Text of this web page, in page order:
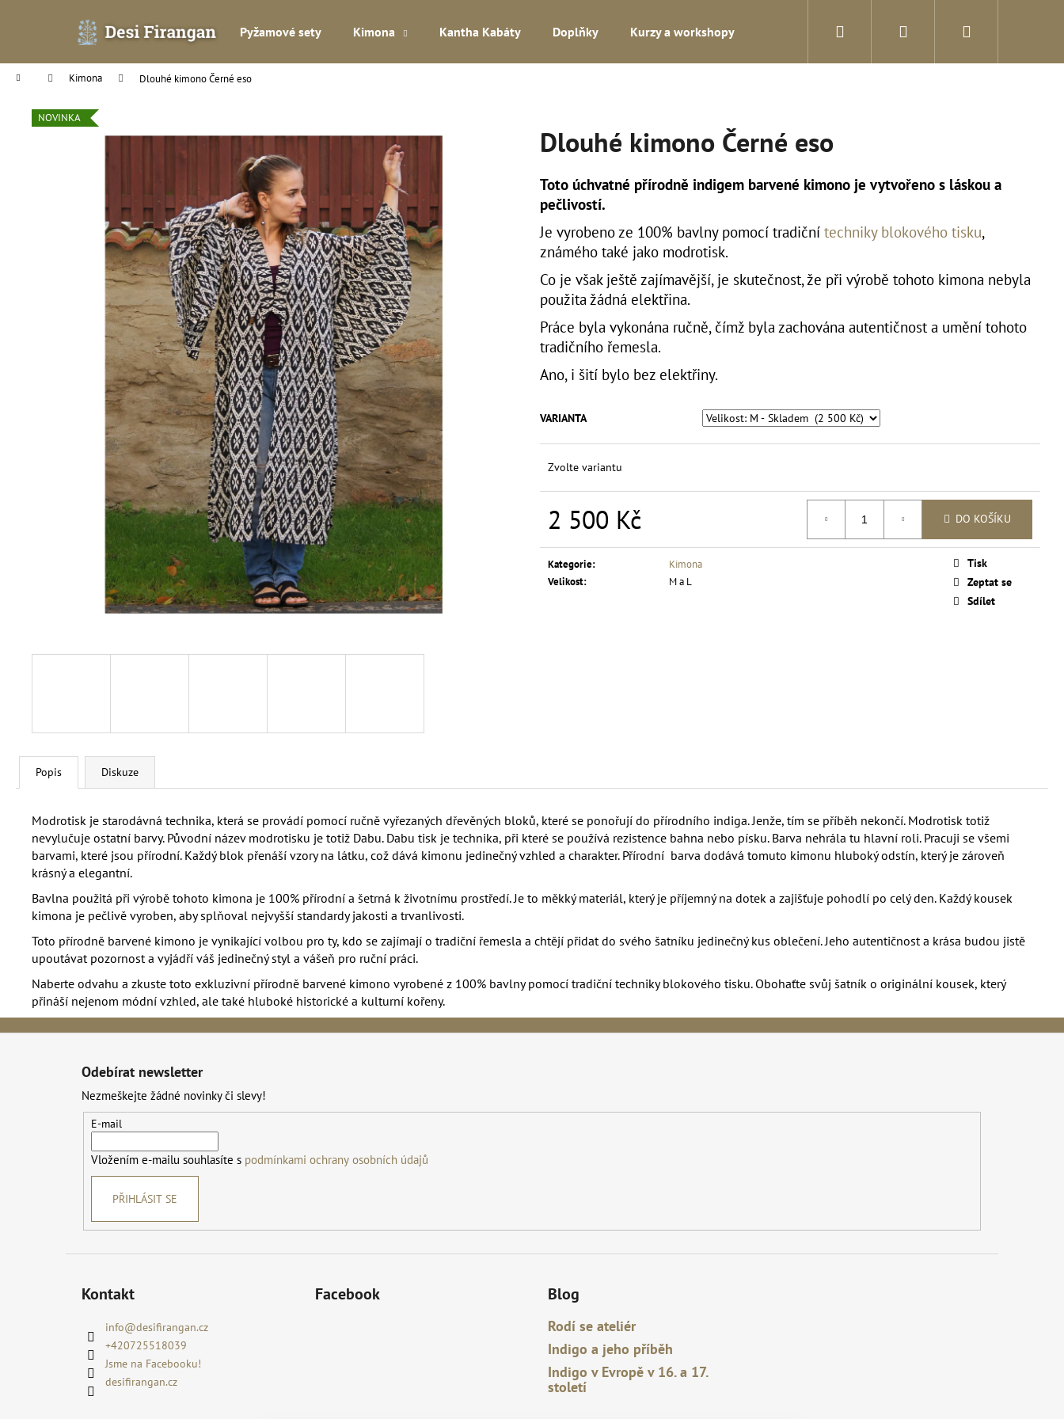
Pyžamové sety Kimona Kantha Kabáty Doplňky Kurzy a workshopy Kontakty Přihlášení
Domů Kimona Dlouhé kimono Černé eso
Dlouhé kimono Černé eso
Toto úchvatné přírodně indigem barvené kimono je vytvořeno s láskou a
pečlivostí.
Je vyrobeno ze 100% bavlny pomocí tradiční techniky blokového tisku,
známého také jako modrotisk.
Co je však ještě zajímavější, je skutečnost, že při výrobě tohoto kimona nebyla
použita žádná elektřina.
Práce byla vykonána ručně, čímž byla zachována autentičnost a umění tohoto
tradičního řemesla.
Ano, i šití bylo bez elektřiny.
VARIANTA
Zvolte variantu
2 500 Kč DO KOŠÍKU
Kategorie:
Kimona
Velikost: M a L
Tisk
Zeptat se
Sdílet
NOVINKA
Popis Diskuze
Modrotisk je starodávná technika, která se provádí pomocí ručně vyřezaných dřevěných bloků, které se ponořují do přírodního indiga. Jenže, tím se příběh nekončí. Modrotisk totiž
nevylučuje ostatní barvy. Původní název modrotisku je totiž Dabu. Dabu tisk je technika, při které se používá rezistence bahna nebo písku. Barva nehrála tu hlavní roli. Pracuji se všemi
barvami, které jsou přírodní. Každý blok přenáší vzory na látku, což dává kimonu jedinečný vzhled a charakter. Přírodní barva dodává tomuto kimonu hluboký odstín, který je zároveň
krásný a elegantní.
Bavlna použitá při výrobě tohoto kimona je 100% přírodní a šetrná k životnímu prostředí. Je to měkký materiál, který je příjemný na dotek a zajišťuje pohodlí po celý den. Každý kousek
kimona je pečlivě vyroben, aby splňoval nejvyšší standardy jakosti a trvanlivosti.
Toto přírodně barvené kimono je vynikající volbou pro ty, kdo se zajímají o tradiční řemesla a chtějí přidat do svého šatníku jedinečný kus oblečení. Jeho autentičnost a krása budou jistě
upoutávat pozornost a vyjádří váš jedinečný styl a vášeň pro ruční práci.
Naberte odvahu a zkuste toto exkluzivní přírodně barvené kimono vyrobené z 100% bavlny pomocí tradiční techniky blokového tisku. Obohaťte svůj šatník o originální kousek, který
přináší nejenom módní vzhled, ale také hluboké historické a kulturní kořeny.
í
Zpět
do
Zpět
do
HLEDAT
Doporučujeme
DLOUHÉ KIMONO ČERNÉ ESO
2 500 Kč
HALENKA KIMONO LÍSTEK A LÍSTEK
1 500 Kč
POTISKEM
Odebírat newsletter
Nezmeškejte žádné novinky či slevy!
E-mail
Vložením e-mailu souhlasíte s podmínkami ochrany osobních údajů
PŘIHLÁSIT SE
Kontakt
info@desifirangan.cz
+420725518039
Jsme na Facebooku!
desifirangan.cz
Facebook Blog
Rodí se ateliér
Indigo a jeho příběh
Indigo v Evropě v 16. a 17.
století